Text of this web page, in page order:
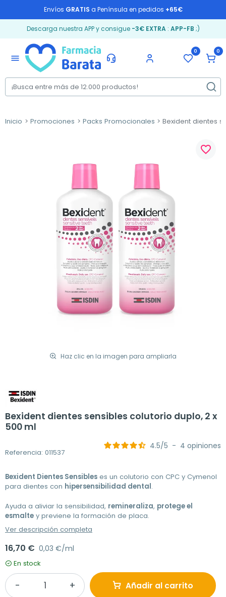
Envíos GRATIS a Península en pedidos +65€
Descarga nuestra APP y consigue -3€ EXTRA: APP-FB ;)
menu
0 0
Inicio Promociones Packs Promocionales Bexident dientes
Haz clic en la imagen para ampliarla
favorite_border
Bexident dientes sensibles colutorio duplo, 2 x
500 ml
Referencia: 011537
4.5/5 - 4 opiniones
Bexident Dientes Sensibles es un colutorio con CPC y Cymenol
para dientes con hipersensibilidad dental.
Ayuda a aliviar la sensibilidad, remineraliza, protege el
esmalte y previene la formación de placa.
Ver descripción completa
16,70 € 0,03 €/ml
En stock
Añadir al carrito